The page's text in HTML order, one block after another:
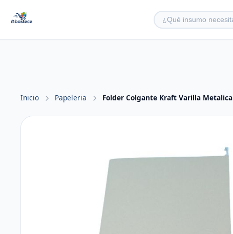
Inicio Papeleria Folder Colgante Kraft Varilla Metalica